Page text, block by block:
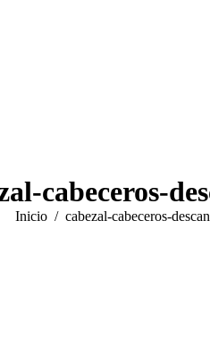
cabeceros-
Estás aquí:
Inicio cabezal-cabeceros-